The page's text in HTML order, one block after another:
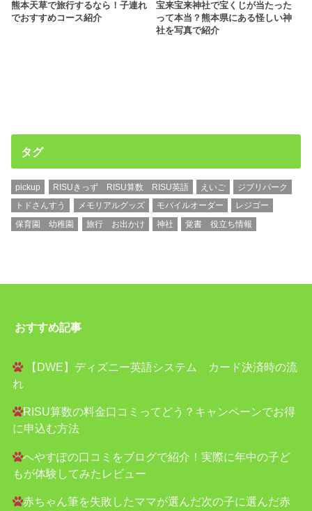
熊本天草で旅行するなら！子連れ
でおすすめコース紹介
宝来宝来神社で宝くじが当たった
って本当？熊本県にある怪しい神
社を写真で紹介
タグ
pickup RISUきっず RISU算数 RISU英語 えいご
ジブリパーク
トドさんすう
メモリアルグッズ モバイルオーダー
レジゴー
保育園 幼稚園
旅行 お出かけ 神社 覚書 役立ち情報
おすすめ記事
【DWE】ディズニー英語システム カード決済時の流
れ
RISU算数の料金口コミってどう？キャンペーンでお得
に申込む方法
へやすぽの口コミをブログで紹介！実際に年中の子ど
もが体験してみたレビュー
赤ちゃん筆を失敗したママが選んだ次の子に選んだ赤